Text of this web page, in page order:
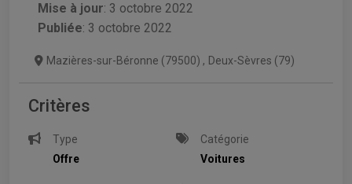
Mise à jour: 3 octobre 2022
Publiée: 3 octobre 2022
Mazières-sur-Béronne (79500) , Deux-Sèvres (79)
Critères
Type
Offre
Catégorie
Voitures